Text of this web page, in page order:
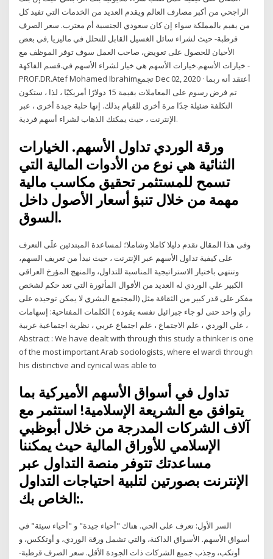
الراجحي من أكبر مصارف العالم ويقدم العديد من الخدمات التي تفيد كل
من يقيم بالمملكة سواء إن كان سعودي الجنسية أم مغترب. سعر الصرف
قرطبة- حيث لشراء سائل الغسيل القابل للتحلل في ماليزيا ,في بعض
الأحيان للحصول على تعويض، صاحب العمل سوف توفر الموظف مع
خيارات الأسهم.خيارات الأسهم هي خيار لشراء الأسهم في.قسم الفاكهة -
PROF.DR.Atef Mohamed Ibrahimتجمع Dec 02, 2020 · أعتقد أنه ربما
تم فرض رسوم على المعاملات بقيمة 15 دولارًا أمريكيًا ، لذا ، ستكون
التكلفة ضئيلة جدًا مرة أخرى للقيام بذلك. إنها حلبة جيدة أخرى ، عبر
الإنترنت ، حيث يمكنك الذهاب لشراء أسهم فردية.
ورقة الوردي تداول الأسهم. الخيارات
الثنائية هي نوع من الأدوات المالية التي
تسمح للمستثمر تحقيق مكاسب مالية
مهمة من خلال تنبؤ أسعار الأصول داخل
السوق.
وفى هذا المقال نقدم دليلا كاملا وشاملا؛ لمساعدة المبتدئين علَى التعرف
على كيفية تداول الأسهم عبر الإنترنت ، حيث نبدأ من تعريف السهم،
وتنتهي باختيار الاستراتيجية المناسبة للتداول، والمنهج المؤرخ العراقي
الكبير علي الوردي له العديد من الأقوال المأثورة التي تعد حكم لشخص
مفكر على قدر كبير من الثقافة مثل (المجتمع البشري لا يمكن توحيده على
رأي واحد حتى لو جاء جبرائيل نفسه يقوده ) الكلمات المفتاحية: إسهامات
، علي الوردي ، علم الاجتماع ، علم اجتماع عربي ، نظرية اجتماعية عربية
Abstract : We have dealt with through this study a thinker is one
of the most important Arab sociologists, where el wardi through
his distinctive and cynical was able to
تداول في أسواق الأسهم الأميركية بما
يتوافق مع الشريعة الإسلامية! استثمر مع
آلاف الشركات المدرجة من خلال أبوظبي
الإسلامي للأوراق المالية حيث يمكننا
مساعدتك تتوفر منصة التداول عبر
الإنترنت بصورتين لتلبية احتياجات التداول
الخاص بك:.
السر الأول: تعرف على الحي. هناك "أحياء جيدة" و "أحياء سيئة" في
أسواق الأسهم. الأسواق الداكنة، والتي تشمل ورقة الوردي، و أوتككس، و
أوتكب، وجذب جميع الشركات ذات الجودة الأقل. سعر الصرف قرطبة-